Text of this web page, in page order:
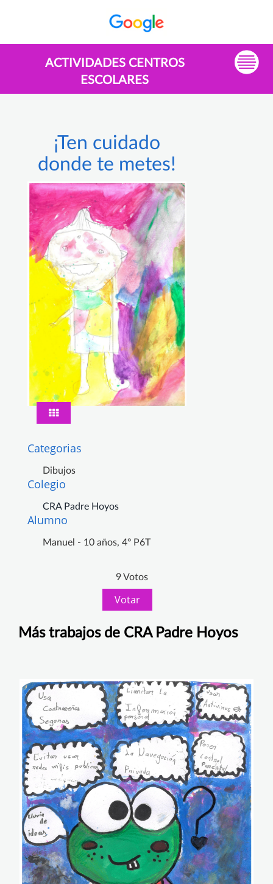
ACTIVIDADES CENTROS
ESCOLARES
¡Ten cuidado
donde te metes!
Categorias
Dibujos
Colegio
CRA Padre Hoyos
Alumno
Manuel - 10 años, 4º P6T
9 Votos
Votar
Más trabajos de CRA Padre Hoyos